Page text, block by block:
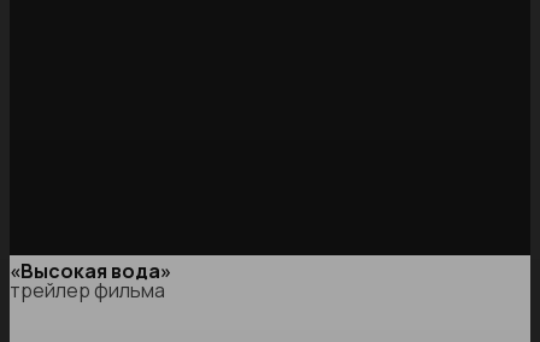
«Высокая вода»
трейлер фильма